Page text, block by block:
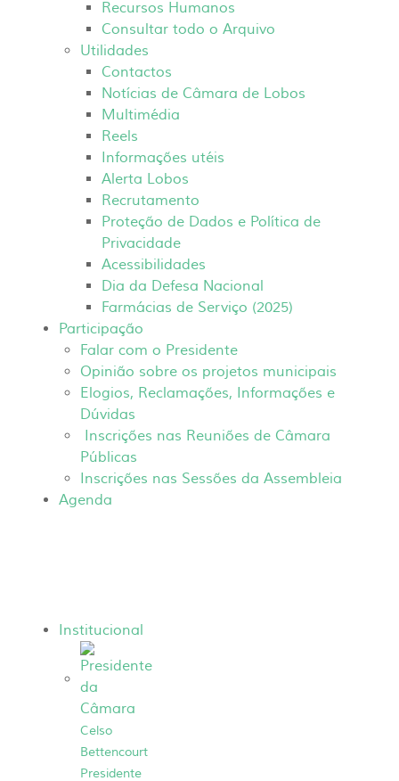
Recursos Humanos
Consultar todo o Arquivo
Utilidades
Contactos
Notícias de Câmara de Lobos
Multimédia
Reels
Informações utéis
Alerta Lobos
Recrutamento
Proteção de Dados e Política de
Privacidade
Acessibilidades
Dia da Defesa Nacional
Farmácias de Serviço (2025)
Participação
Falar com o Presidente
Opinião sobre os projetos municipais
Elogios, Reclamações, Informações e
Dúvidas
Inscrições nas Reuniões de Câmara
Públicas
Inscrições nas Sessões da Assembleia
Agenda
Institucional
Celso
Bettencourt
Presidente